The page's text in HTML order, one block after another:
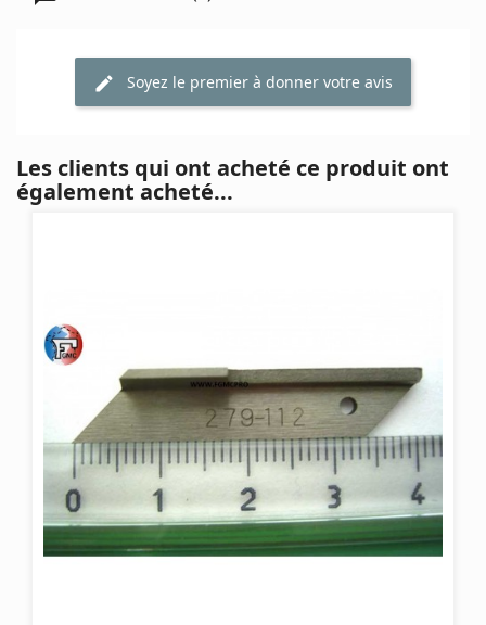
Soyez le premier à donner votre avis
Les clients qui ont acheté ce produit ont
également acheté...